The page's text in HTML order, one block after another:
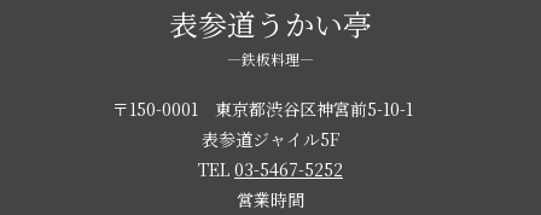
表参道うかい亭
―鉄板料理―
〒150-0001 東京都渋谷区神宮前5-10-1
表参道ジャイル5F
TEL 03-5467-5252
営業時間